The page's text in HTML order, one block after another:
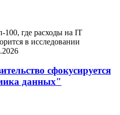
100, где расходы на IT
в исследовании
сфокусируется
данных"